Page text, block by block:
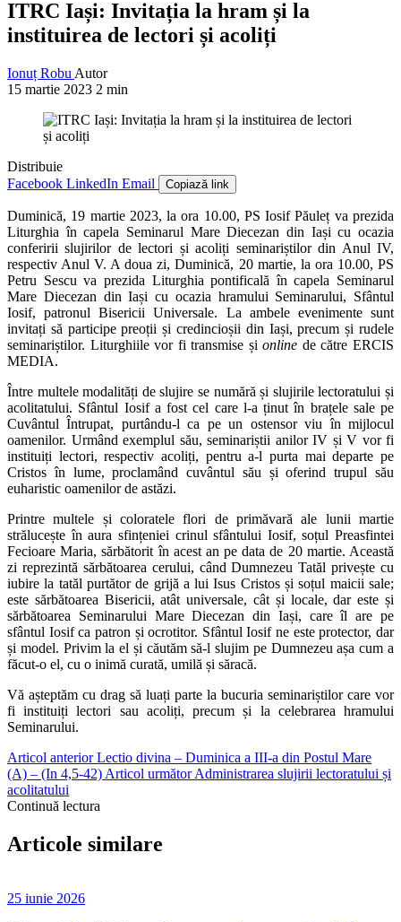
începe
căutarea.
ITRC Iași: Invitația la hram și la
instituirea de lectori și acoliți
Ionuț Robu Autor
15 martie 2023 2 min
Distribuie
Facebook LinkedIn Email Copiază link
Duminică, 19 martie 2023, la ora 10.00, PS Iosif Păuleț va prezida
Liturghia în capela Seminarul Mare Diecezan din Iași cu ocazia
conferirii slujirilor de lectori și acoliți seminariștilor din Anul IV,
respectiv Anul V. A doua zi, Duminică, 20 martie, la ora 10.00, PS
Petru Sescu va prezida Liturghia pontificală în capela Seminarul
Mare Diecezan din Iași cu ocazia hramului Seminarului, Sfântul
Iosif, patronul Bisericii Universale. La ambele evenimente sunt
invitați să participe preoții și credincioșii din Iași, precum și rudele
seminariștilor. Liturghiile vor fi transmise șionline de către ERCIS
MEDIA.
Între multele modalități de slujire se numără și slujirile lectoratului și
acolitatului. Sfântul Iosif a fost cel care l-a ținut în brațele sale pe
Cuvântul Întrupat, purtându-l ca pe un ostensor viu în mijlocul
oamenilor. Urmând exemplul său, seminariștii anilor IV și V vor fi
instituiți lectori, respectiv acoliți, pentru a-l purta mai departe pe
Cristos în lume, proclamând cuvântul său și oferind trupul său
euharistic oamenilor de astăzi.
Printre multele și coloratele flori de primăvară ale lunii martie
strălucește în aura sfințeniei crinul sfântului Iosif, soțul Preasfintei
Fecioare Maria, sărbătorit în acest an pe data de 20 martie. Această
zi reprezintă sărbătoarea cerului, când Dumnezeu Tatăl privește cu
iubire la tatăl purtător de grijă a lui Isus Cristos și soțul maicii sale;
este sărbătoarea Bisericii, atât universale, cât și locale, dar este și
sărbătoarea Seminarului Mare Diecezan din Iași, care îl are pe
sfântul Iosif ca patron și ocrotitor. Sfântul Iosif ne este protector, dar
și model. Privim la el și căutăm să-l slujim pe Dumnezeu așa cum a
făcut-o el, cu o inimă curată, umilă și săracă.
Vă așteptăm cu drag să luați parte la bucuria seminariștilor care vor
fi instituiți lectori sau acoliți, precum și la celebrarea hramului
Seminarului.
Articol anterior Lectio divina – Duminica a III-a din Postul Mare
(A) – (In 4,5-42) Articol următor Administrarea slujirii lectoratului și
acolitatului
Continuă lectura
Articole similare
25 iunie 2026